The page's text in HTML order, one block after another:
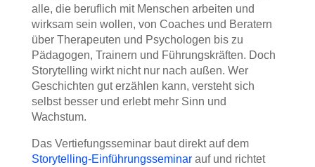
alle, die beruflich mit Menschen arbeiten und
wirksam sein wollen, von Coaches und Beratern
über Therapeuten und Psychologen bis zu
Pädagogen, Trainern und Führungskräften. Doch
Storytelling wirkt nicht nur nach außen. Wer
Geschichten gut erzählen kann, versteht sich
selbst besser und erlebt mehr Sinn und
Wachstum.
Das Vertiefungsseminar baut direkt auf dem
Storytelling-Einführungsseminarauf und richtet